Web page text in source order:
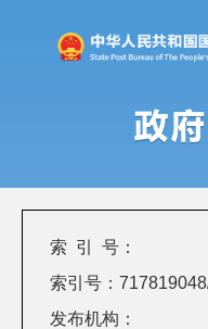
索 引 号：
索引号：
发布机构：